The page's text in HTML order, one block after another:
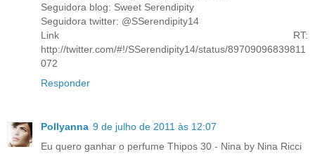
Seguidora blog: Sweet Serendipity
Seguidora twitter: @SSerendipity14
Link RT:
http://twitter.com/#!/SSerendipity14/status/89709096839811
072
Responder
Pollyanna 9 de julho de 2011 às 12:07
Eu quero ganhar o perfume Thipos 30 - Nina by Nina Ricci